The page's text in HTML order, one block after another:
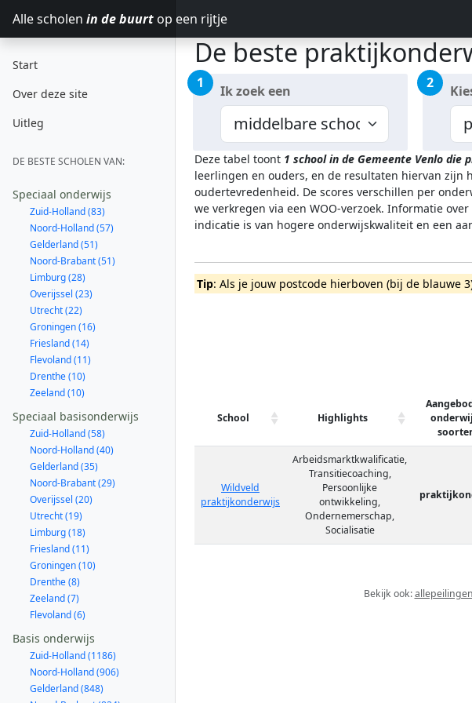
Alle scholen in de buurt op een rijtje
Start
Over deze site
Uitleg
DE BESTE SCHOLEN VAN:
Speciaal onderwijs
Zuid-Holland (83)
Noord-Holland (57)
Gelderland (51)
Noord-Brabant (51)
Limburg (28)
Overijssel (23)
Utrecht (22)
Groningen (16)
Friesland (14)
Flevoland (11)
Drenthe (10)
Zeeland (10)
Speciaal basisonderwijs
Zuid-Holland (58)
Noord-Holland (40)
Gelderland (35)
Noord-Brabant (29)
Overijssel (20)
Utrecht (19)
Limburg (18)
Friesland (11)
Groningen (10)
Drenthe (8)
Zeeland (7)
Flevoland (6)
Basis onderwijs
Zuid-Holland (1186)
Noord-Holland (906)
Gelderland (848)
De beste
1 Ik zoek een 2
Deze tabel toont 1 school in de Gemeente Venlo die
leerlingen en ouders, en de resultaten hiervan zijn
oudertevredenheid. De scores verschillen per
we verkregen via een WOO-verzoek. Informatie
indicatie is van hogere onderwijskwaliteit en een
Tip: Als je jouw postcode hierboven (bij de blauwe
School Highlights
Wildveld
praktijkonderwijs
Arbeidsmarktkwalificatie,
Transitiecoaching,
Persoonlijke
ontwikkeling,
Ondernemerschap,
Socialisatie
Bekijk ook: